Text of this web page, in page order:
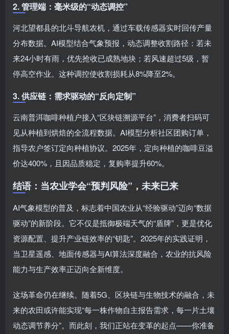
2. 管理端：毫米级的“动态调控”
河北望都县的北斗导航农机，通过车载传感器实时回传产量
分布数据。AI模型结合气象预报，动态调整收割路径：若未
来24小时有雨，优先抢收已成熟地块；若风速超过5级，暂
停高空作业。这种调控使收割损耗从8%降至2%。
3. 供应链：需求驱动的“反向定制”
云南普洱咖啡种植户接入“区块链溯源平台”，消费者扫码可
见从种植到烘焙的全流程数据。AI模型分析社区团购订单，
指导农户签订定向种植协议。2025年，定向种植的咖啡豆溢
价达400%，且因品质稳定，复购率提升60%。
结语：当农业学会“预判风险”，未来已来
AI气象模型的普及，标志着中国农业从“经验驱动”迈向“数据
驱动”的新阶段。它不仅是抵御极端天气的“盾牌”，更是优化
资源配置、提升产业链效率的“钥匙”。2025年的实践证明，
当卫星遥感、地面传感器与AI算法深度融合，农业的抗风险
能力与生产效率正迈向全新维度。
这场革命仍在继续。随着5G、区块链与生物技术的融合，未
来的农田或许能实现“每一株作物自主报告需求，每一片土壤
动态调节养分”。而此刻，我们正站在变革的起点——你准备